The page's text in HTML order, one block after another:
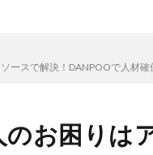
ースで解決！DANPOOで人材確
のお困りは